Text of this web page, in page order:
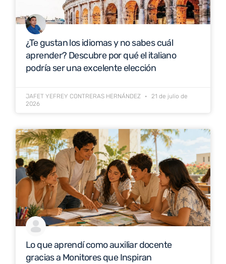
¿Te gustan los idiomas y no sabes cuál
aprender? Descubre por qué el italiano
podría ser una excelente elección
JAFET YEFREY CONTRERAS HERNÁNDEZ
21 de julio de
2026
Lo que aprendí como auxiliar docente
gracias a Monitores que Inspiran